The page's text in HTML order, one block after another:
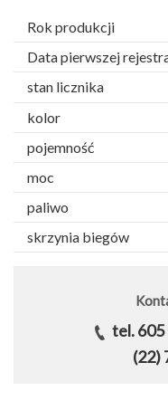
Rok produkcji
Data pierwszej
stan licznika
kolor
pojemność
moc
paliwo
skrzynia biegów
tel. 605
(22)